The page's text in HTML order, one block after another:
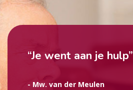
“Je went aan je hulp”
- Mw. van der Meulen